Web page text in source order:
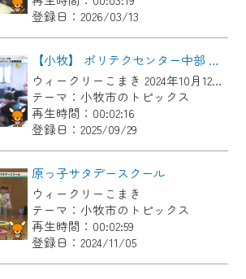
登録日：2026/03/13
【小牧】 ポリテクセンター中部 親子ものづくり体験教室
ウィークリーこまき 2024年10月12日放送
テーマ：小牧市のトピックス
再生時間：00:02:16
登録日：2025/09/29
原っ子サタデースクール
ウィークリーこまき
テーマ：小牧市のトピックス
再生時間：00:02:59
登録日：2024/11/05
更により、お住まいの地域
ンツが一目瞭然。
ＰＣブラウザから、いつ
も・外出先でも！
スエリア20市町の地域情報
ただけます！
日からはご加入者様へのサー
め、
TV』を利用いただくには、